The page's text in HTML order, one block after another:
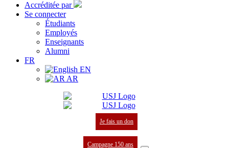
Accréditée par
Se connecter
Étudiants
Employés
Enseignants
Alumni
FR
EN
AR
Je fais un don
Campagne 150 ans